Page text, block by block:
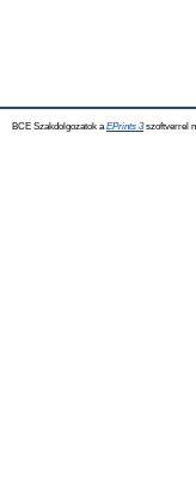
BCE Szakdolgozatok a EPrints 3szoftverrel